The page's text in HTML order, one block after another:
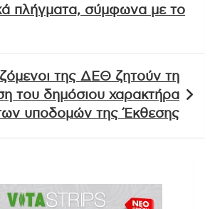
πλήγματα, σύμφωνα με το
της ΔΕΘ ζητούν τη
του δημόσιου χαρακτήρα
υποδομών της Έκθεσης